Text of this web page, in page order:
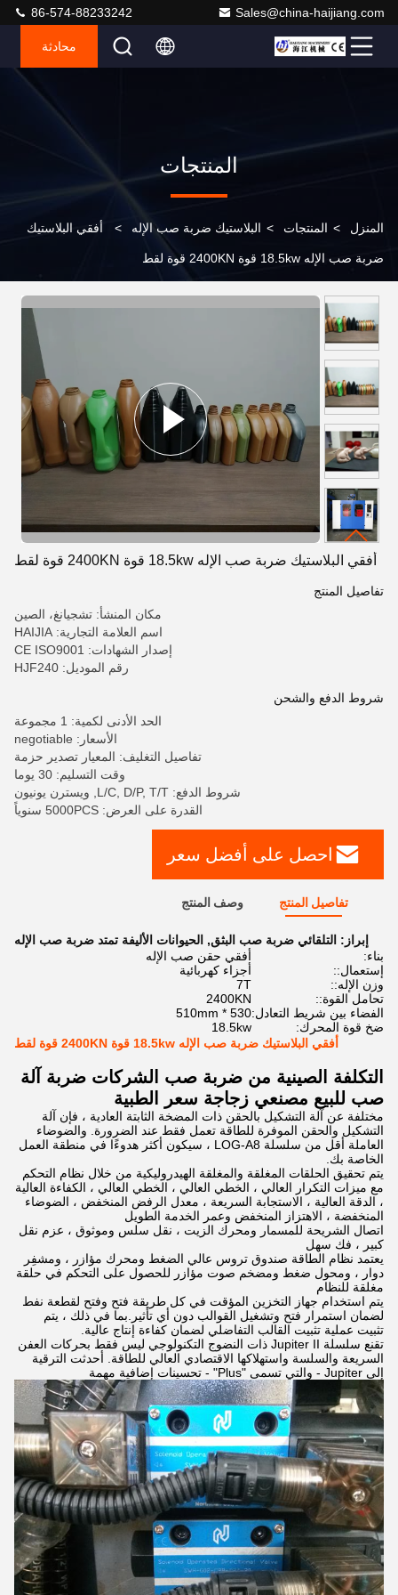
Sales@china-haijiang.com
86-574-88233242
محادثة
المنتجات
المنزل > المنتجات > البلاستيك ضربة صب الإله > أفقي البلاستيك
ضربة صب الإله 18.5kw قوة 2400KN قوة لقط
أفقي البلاستيك ضربة صب الإله 18.5kw قوة 2400KN قوة لقط
تفاصيل المنتج
مكان المنشأ: تشجيانغ، الصين
اسم العلامة التجارية: HAIJIA
إصدار الشهادات: CE ISO9001
رقم الموديل: HJF240
شروط الدفع والشحن
الحد الأدنى لكمية: 1 مجموعة
الأسعار: negotiable
تفاصيل التغليف: المعيار تصدير حزمة
وقت التسليم: 30 يوما
شروط الدفع: L/C, D/P, T/T, ويسترن يونيون
القدرة على العرض: 5000PCS سنوياً
احصل على أفضل سعر
تفاصيل المنتج وصف المنتج
إبراز: التلقائي ضربة صب البثق, الحيوانات الأليفة تمتد ضربة صب الإله
بناء:
أفقي حقن صب الإله
إستعمال::
أجزاء كهربائية
وزن الإله::
7T
تحامل القوة::
2400KN
الفضاء بين شريط التعادل:530 * 510mm
ضخ قوة المحرك:
18.5kw
أفقي البلاستيك ضربة صب الإله 18.5kw قوة 2400KN قوة لقط
التكلفة الصينية من ضربة صب الشركات ضربة آلة
صب للبيع مصنعي زجاجة سعر الطبية
مختلفة عن آلة التشكيل بالحقن ذات المضخة الثابتة العادية ، فإن آلة
التشكيل والحقن الموفرة للطاقة تعمل فقط عند الضرورة. والضوضاء
العاملة أقل من سلسلة LOG-A8 ، سيكون أكثر هدوءًا في منطقة العمل
الخاصة بك.
يتم تحقيق الحلقات المغلقة والمغلقة الهيدروليكية من خلال نظام التحكم
مع ميزات التكرار العالي ، الخطي العالي ، الخطي العالي ، الكفاءة العالية
، الدقة العالية ، الاستجابة السريعة ، معدل الرفض المنخفض ، الضوضاء
المنخفضة ، الاهتزاز المنخفض وعمر الخدمة الطويل
اتصال الشريحة للمسمار ومحرك الزيت ، نقل سلس وموثوق ، عزم نقل
كبير ، فك سهل
يعتمد نظام الطاقة صندوق تروس عالي الضغط ومحرك مؤازر ، ومشفِر
دوار ، ومحول ضغط ومضخم صوت مؤازر للحصول على التحكم في حلقة
مغلقة للنظام
يتم استخدام جهاز التخزين المؤقت في كل طريقة فتح وفتح لقطعة نفط
لضمان استمرار فتح وتشغيل القوالب دون أي تأثير.بما في ذلك ، يتم
تثبيت عملية تثبيت القالب التفاضلي لضمان كفاءة إنتاج عالية.
تقنع سلسلة Jupiter II ذات النضوج التكنولوجي ليس فقط بحركات العفن
السريعة والسلسة واستهلاكها الاقتصادي العالي للطاقة. أحدثت الترقية
إلى Jupiter - والتي تسمى "Plus" - تحسينات إضافية مهمة